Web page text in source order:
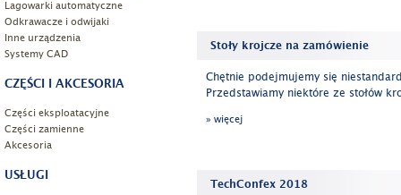
Lagowarki automatyczne
Odkrawacze i odwijaki
Inne urządzenia
Systemy CAD
CZĘŚCI I AKCESORIA
Części eksploatacyjne
Części zamienne
Akcesoria
USŁUGI
Stoły krojcze na zamówienie
Chętnie podejmujemy się
Przedstawiamy niektóre ze stołów
» więcej
TechConfex 2018